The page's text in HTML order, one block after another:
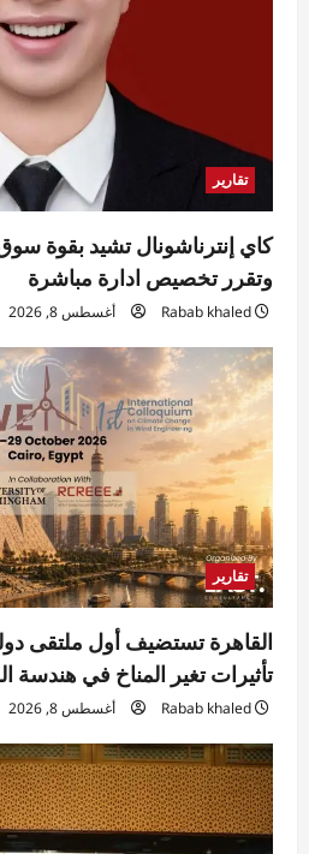
خريجي طب
Eman Sherif
4
محافظات
محافظ الدقهلية
المحافظة الكبير
المراكز
Eman Sherif
5
مقالات
الخليج بين
التحالفات الهشة
Rabab khaled
تقارير
كاي إنترناشونال تشيد بقوة
وتقرر تخصيص ادارة مباشرة
Rabab khaled أغسطس 8, 2026
تقارير
القاهرة تستضيف أول ملتقى
تأثيرات تغير المناخ في هندسة
Rabab khaled أغسطس 8, 2026